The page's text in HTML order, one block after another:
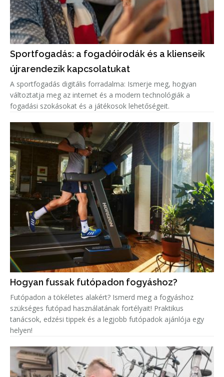
Sportfogadás: a fogadóirodák és a klienseik
újrarendezik kapcsolatukat
A sportfogadás digitális forradalma: Ismerje meg, hogyan
változtatja meg az internet és a modern technológiák a
fogadási szokásokat és a játékosok lehetőségeit.
Hogyan fussak futópadon fogyáshoz?
Futópadon a tökéletes alakért? Ismerd meg a fogyáshoz
szükséges futópad használatának fortélyait! Praktikus
tanácsok, edzési tippek és a legjobb futópadok ajánlója egy
helyen!